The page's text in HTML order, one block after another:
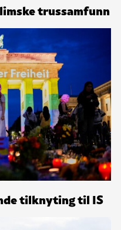
trussamfunn
tilknyting til IS